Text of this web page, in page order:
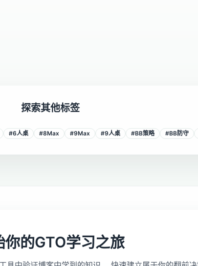
探索其他标签
#6人桌 #8Max #9Max #9人桌 #BB策略 #BB防守
你的GTO学习之旅